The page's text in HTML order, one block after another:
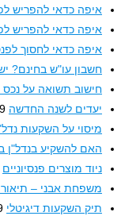
איפה כדאי להפריש
איפה כדאי להפריש
איפה כדאי לחסוך
חשבון עו"ש בחינם? יש
חישוב תשואה על נכס
יעדים לשנה החדשה 2019
מיסוי על השקעות נדל"ן
האם להשקיע בנדל"ן
ניוד מוצרים פנסיוניים
משפחת אבני – תיאור
תיק השקעות דיגיטלי 2019